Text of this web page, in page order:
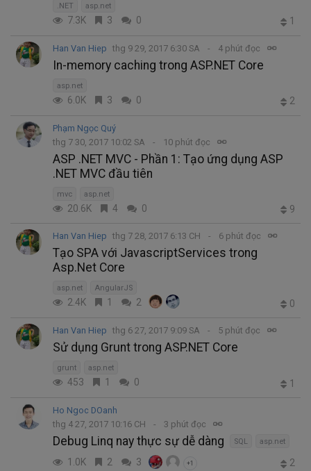
.NET asp.net
7.3K 3 0 1
Han Van Hiep thg 9 29, 2017 6:30 SA 4 phút đọc
In-memory caching trong ASP.NET Core
asp.net
6.0K 3 0 2
Phạm Ngọc Quý
thg 7 30, 2017 10:02 SA
10 phút đọc
ASP .NET MVC - Phần 1: Tạo ứng dụng ASP
.NET MVC đầu tiên
mvc asp.net
20.6K 4 0 9
Han Van Hiep thg 7 28, 2017 6:13 CH 6 phút đọc
Tạo SPA với JavascriptServices trong
Asp.Net Core
asp.net AngularJS
2.4K 1 2 0
Han Van Hiep thg 6 27, 2017 9:09 SA 5 phút đọc
Sử dụng Grunt trong ASP.NET Core
grunt asp.net
453 1 0 1
Ho Ngoc DOanh
thg 4 27, 2017 10:16 CH
3 phút đọc
Debug Linq nay thực sự dễ dàng SQL asp.net
1.0K 2 3 +1 2